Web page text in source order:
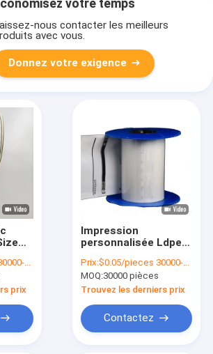
votre temps
nous contacter les meilleurs
avec vous.
Donnez votre exigence
pieces
prix
Impression
personnalisée Ldpe
sur un rouleau
Bactéries gratuit
Auto Sac Machine
sac à rouleaux
Prix:$0.05/pieces 30000-299999 pieces
MOQ:30000 pièces
Trouvez les derniers prix
Contactez